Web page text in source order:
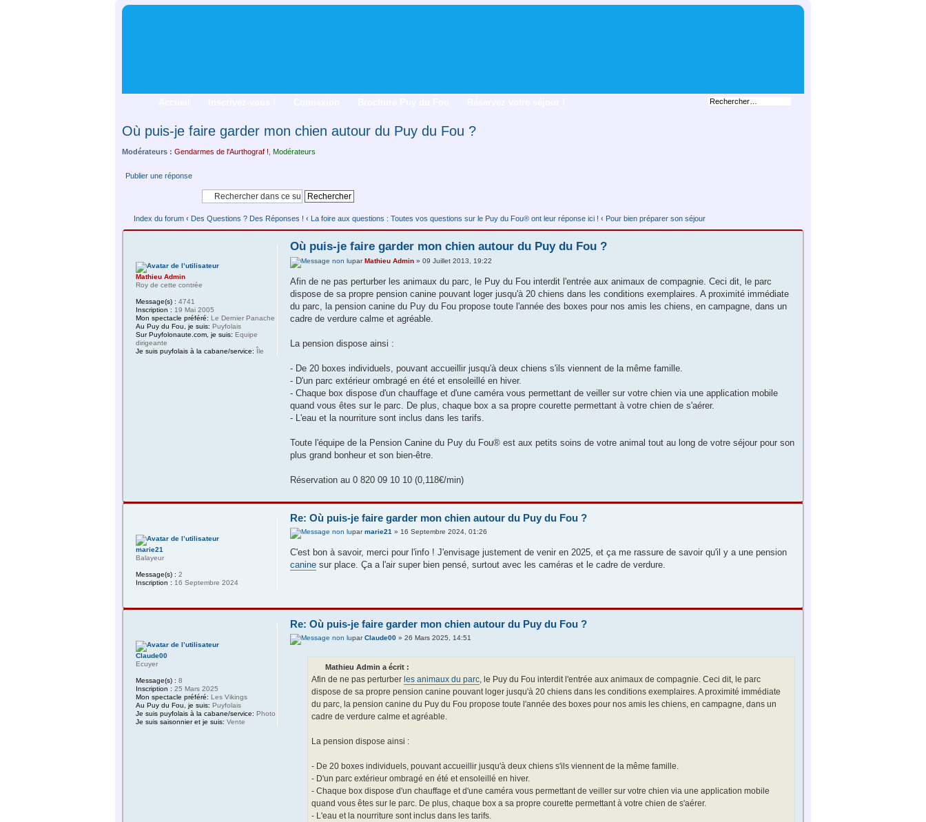
Où puis-je faire garder mon chien autour du Puy du Fou ?
Modérateurs : Gendarmes de l'Aurthograf ! Modérateurs
Publier une réponse
Index du forum ‹ Des Questions ? Des Réponses ! ‹ La foire aux questions : Toutes vos questions sur le Puy du Fou® ont leur réponse ici ! ‹ Pour bien préparer son séjour
Où puis-je faire garder mon chien autour du Puy du Fou ?
par Mathieu Admin» 09 Juillet 2013, 19:22
Afin de ne pas perturber les animaux du parc, le Puy du Fou interdit l'entrée aux animaux de compagnie. Ceci dit, le parc
dispose de sa propre pension canine pouvant loger jusqu'à 20 chiens dans les conditions exemplaires. A proximité immédiate
du parc, la pension canine du Puy du Fou propose toute l'année des boxes pour nos amis les chiens, en campagne, dans un
cadre de verdure calme et agréable.
La pension dispose ainsi :
- De 20 boxes individuels, pouvant accueillir jusqu'à deux chiens s'ils viennent de la même famille.
- D'un parc extérieur ombragé en été et ensoleillé en hiver.
- Chaque box dispose d'un chauffage et d'une caméra vous permettant de veiller sur votre chien via une application mobile
quand vous êtes sur le parc. De plus, chaque box a sa propre courette permettant à votre chien de s'aérer.
- L'eau et la nourriture sont inclus dans les tarifs.
Toute l'équipe de la Pension Canine du Puy du Fou® est aux petits soins de votre animal tout au long de votre séjour pour son
plus grand bonheur et son bien-être.
Réservation au 0 820 09 10 10 (0,118€/min)
Mathieu Admin
Roy de cette contrée
Message(s) : 4741
Inscription : 19 Mai 2005
Mon spectacle préféré: Le Dernier Panache
Au Puy du Fou, je suis: Puyfolais
Sur Puyfolonaute.com, je suis: Equipe
dirigeante
Je suis puyfolais à la cabane/service: Île
Re: Où puis-je faire garder mon chien autour du Puy du Fou ?
parmarie21 » 16 Septembre 2024, 01:26
C'est bon à savoir, merci pour l'info ! J'envisage justement de venir en 2025, et ça me rassure de savoir qu'il y a une pension
caninesur place. Ça a l'air super bien pensé, surtout avec les caméras et le cadre de verdure.
marie21
Balayeur
Message(s) : 2
Inscription : 16 Septembre 2024
Re: Où puis-je faire garder mon chien autour du Puy du Fou ?
parClaude00» 26 Mars 2025, 14:51
Mathieu Admin a écrit :
Afin de ne pas perturber les animaux du parc, le Puy du Fou interdit l'entrée aux animaux de compagnie. Ceci dit, le parc
dispose de sa propre pension canine pouvant loger jusqu'à 20 chiens dans les conditions exemplaires. A proximité immédiate
du parc, la pension canine du Puy du Fou propose toute l'année des boxes pour nos amis les chiens, en campagne, dans un
cadre de verdure calme et agréable.
La pension dispose ainsi :
- De 20 boxes individuels, pouvant accueillir jusqu'à deux chiens s'ils viennent de la même famille.
- D'un parc extérieur ombragé en été et ensoleillé en hiver.
- Chaque box dispose d'un chauffage et d'une caméra vous permettant de veiller sur votre chien via une application mobile
quand vous êtes sur le parc. De plus, chaque box a sa propre courette permettant à votre chien de s'aérer.
- L'eau et la nourriture sont inclus dans les tarifs.
Claude00
Ecuyer
Message(s) : 8
Inscription : 25 Mars 2025
Mon spectacle préféré: Les Vikings
Au Puy du Fou, je suis: Puyfolais
Je suis puyfolais à la cabane/service: Photo
Je suis saisonnier et je suis: Vente